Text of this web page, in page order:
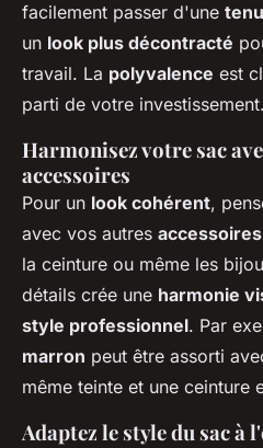
facilement passer d'une
un look plus décontracté
travail. La polyvalence est
parti de votre investissement.
Harmonisez votre sac
accessoires
Pour un look cohérent,
avec vos autres accessoires
la ceinture ou même les
détails crée une harmonie
style professionnel. Par
marron peut être assorti
même teinte et une ceinture
Adaptez le style du sac à